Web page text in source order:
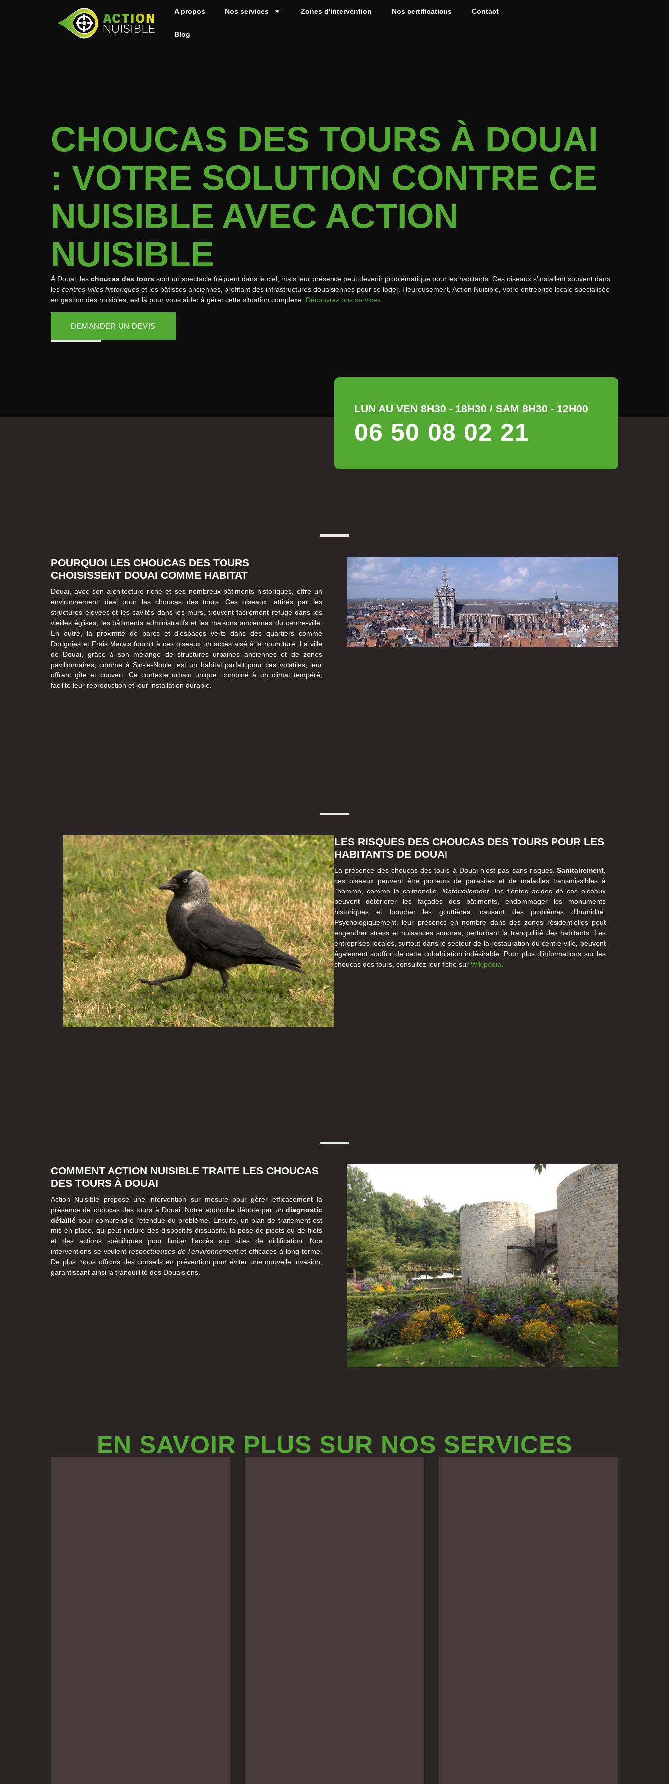
A propos Nos services Zones d’intervention Nos certifications Contact
Blog
CHOUCAS DES TOURS À DOUAI
: VOTRE SOLUTION CONTRE CE
NUISIBLE AVEC ACTION
NUISIBLE
À Douai, les choucas des tours sont un spectacle fréquent dans le ciel, mais leur présence peut devenir problématique pour les habitants. Ces oiseaux s’installent souvent dans
les centres-villes historiques et les bâtisses anciennes, profitant des infrastructures douaisiennes pour se loger. Heureusement, Action Nuisible, votre entreprise locale spécialisée
en gestion des nuisibles, est là pour vous aider à gérer cette situation complexe. Découvrez nos services
DEMANDER UN DEVIS
LUN AU VEN 8H30 - 18H30 / SAM 8H30 - 12H00
06 50 08 02 21
POURQUOI LES CHOUCAS DES TOURS
CHOISISSENT DOUAI COMME HABITAT
Douai, avec son architecture riche et ses nombreux bâtiments historiques, offre un
environnement idéal pour les choucas des tours. Ces oiseaux, attirés par les
structures élevées et les cavités dans les murs, trouvent facilement refuge dans les
vieilles églises, les bâtiments administratifs et les maisons anciennes du centre-ville.
En outre, la proximité de parcs et d’espaces verts dans des quartiers comme
Dorignies et Frais Marais fournit à ces oiseaux un accès aisé à la nourriture. La ville
de Douai, grâce à son mélange de structures urbaines anciennes et de zones
pavillonnaires, comme à Sin-le-Noble, est un habitat parfait pour ces volatiles, leur
offrant gîte et couvert. Ce contexte urbain unique, combiné à un climat tempéré,
facilite leur reproduction et leur installation durable.
LES RISQUES DES CHOUCAS DES TOURS POUR LES
HABITANTS DE DOUAI
La présence des choucas des tours à Douai n’est pas sans risques. Sanitairement
ces oiseaux peuvent être porteurs de parasites et de maladies transmissibles à
l’homme, comme la salmonelle.Matériellement, les fientes acides de ces oiseaux
peuvent détériorer les façades des bâtiments, endommager les monuments
historiques et boucher les gouttières, causant des problèmes d’humidité.
Psychologiquement, leur présence en nombre dans des zones résidentielles peut
engendrer stress et nuisances sonores, perturbant la tranquillité des habitants. Les
entreprises locales, surtout dans le secteur de la restauration du centre-ville, peuvent
également souffrir de cette cohabitation indésirable. Pour plus d’informations sur les
choucas des tours, consultez leur fiche sur Wikipédia
COMMENT ACTION NUISIBLE TRAITE LES CHOUCAS
DES TOURS À DOUAI
Action Nuisible propose une intervention sur mesure pour gérer efficacement la
présence de choucas des tours à Douai. Notre approche débute par un diagnostic
détaillé pour comprendre l’étendue du problème. Ensuite, un plan de traitement est
mis en place, qui peut inclure des dispositifs dissuasifs, la pose de picots ou de filets
et des actions spécifiques pour limiter l’accès aux sites de nidification. Nos
interventions se veulent respectueuses de l’environnementet efficaces à long terme.
De plus, nous offrons des conseils en prévention pour éviter une nouvelle invasion,
garantissant ainsi la tranquillité des Douaisiens.
EN SAVOIR PLUS SUR NOS SERVICES